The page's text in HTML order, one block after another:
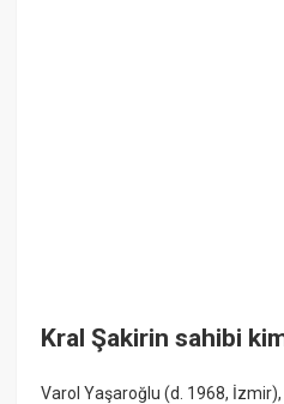
Kral Şakirin sahibi
Varol Yaşaroğlu (d. 1968, İzmir),